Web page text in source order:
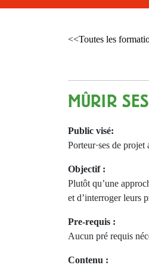
<<Toutes les
MÛRIR
Public visé:
Porteur·ses de
Objectif :
Plutôt qu’une
et d’interroger leurs
Pre-requis :
Aucun pré requis
Contenu :